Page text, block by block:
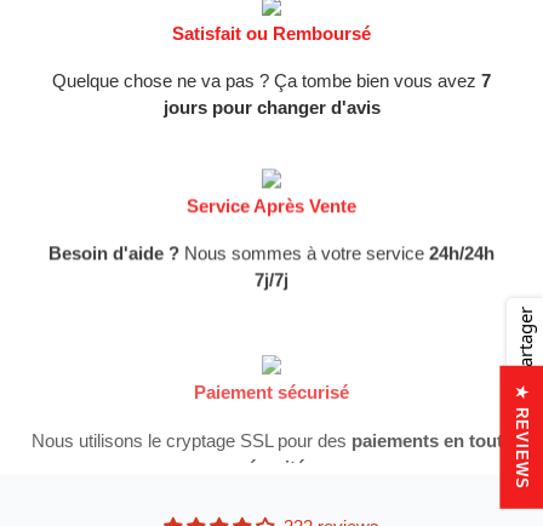
Satisfait ou Remboursé
Quelque chose ne va pas ? Ça tombe bien vous avez 7
jours pour changer d'avis
Service Après Vente
Besoin d'aide ? Nous sommes à votre service 24h/24h
7j/7j
Paiement sécurisé
sécurité
★ REVIEWS
Partager